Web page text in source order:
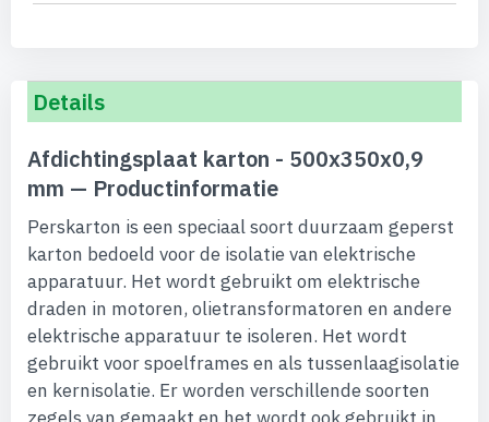
Details
Afdichtingsplaat karton - 500x350x0,9
mm — Productinformatie
Perskarton is een speciaal soort duurzaam geperst
karton bedoeld voor de isolatie van elektrische
apparatuur. Het wordt gebruikt om elektrische
draden in motoren, olietransformatoren en andere
elektrische apparatuur te isoleren. Het wordt
gebruikt voor spoelframes en als tussenlaagisolatie
en kernisolatie. Er worden verschillende soorten